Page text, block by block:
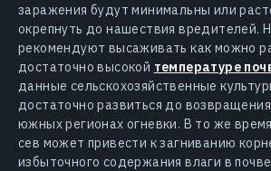
заражения будут минимальны или
окрепнуть до нашествия вредителей.
рекомендуют высаживать как можно
достаточно высокой температуре
данные сельскохозяйственные
достаточно развиться до
южных регионах огневки. В то же
сев может привести к загниванию
избыточного содержания влаги в